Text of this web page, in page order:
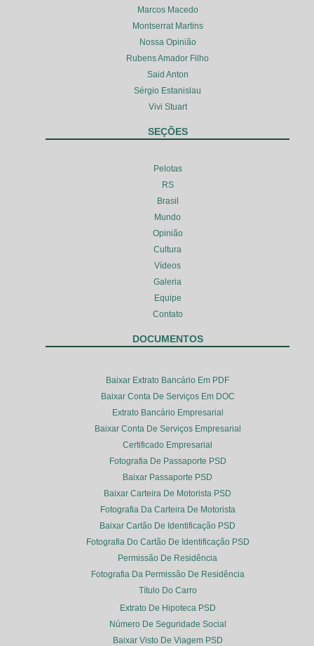
Marcos Macedo
Montserrat Martins
Nossa Opinião
Rubens Amador Filho
Said Anton
Sérgio Estanislau
Vivi Stuart
SEÇÕES
Pelotas
RS
Brasil
Mundo
Opinião
Cultura
Vídeos
Galeria
Equipe
Contato
DOCUMENTOS
Baixar Extrato Bancário Em PDF
Baixar Conta De Serviços Em DOC
Extrato Bancário Empresarial
Baixar Conta De Serviços Empresarial
Certificado Empresarial
Fotografia De Passaporte PSD
Baixar Passaporte PSD
Baixar Carteira De Motorista PSD
Fotografia Da Carteira De Motorista
Baixar Cartão De Identificação PSD
Fotografia Do Cartão De Identificação PSD
Permissão De Residência
Fotografia Da Permissão De Residência
Título Do Carro
Extrato De Hipoteca PSD
Número De Seguridade Social
Baixar Visto De Viagem PSD